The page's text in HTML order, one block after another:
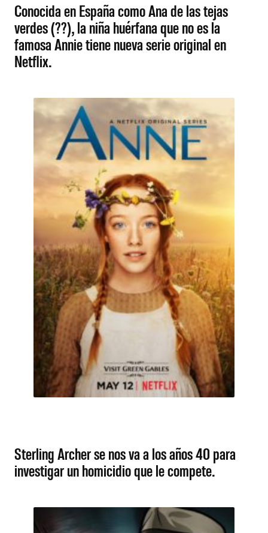
Conocida en España como Ana de las tejas
verdes (??), la niña huérfana que no es la
famosa Annie tiene nueva serie original en
Netflix.
Sterling Archer se nos va a los años 40 para
investigar un homicidio que le compete.